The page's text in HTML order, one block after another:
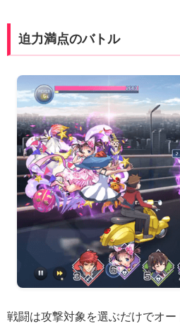
迫力満点のバトル
戦闘は攻撃対象を選ぶだけでオ